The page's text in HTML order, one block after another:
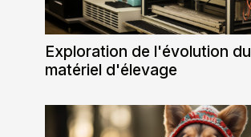
Exploration de l'évolution du
matériel d'élevage